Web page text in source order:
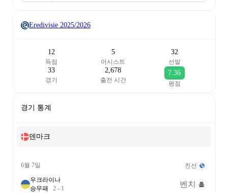
Eredivisie 2025/2026
12
득점
5
어시스트
32
선발
33
경기
2,678
출전 시간
7.36
평점
경기 통계
덴마크
6월 7일 친선
우크라이나
승무패 2 - 1
벤치